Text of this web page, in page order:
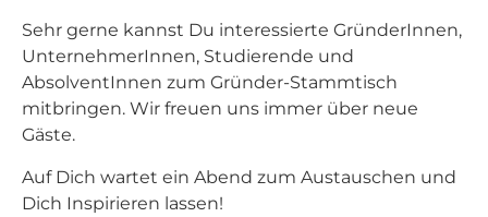
Sehr gerne kannst Du interessierte GründerInnen,
UnternehmerInnen, Studierende und
AbsolventInnen zum Gründer-Stammtisch
mitbringen. Wir freuen uns immer über neue
Gäste.
Auf Dich wartet ein Abend zum Austauschen und
Dich Inspirieren lassen!